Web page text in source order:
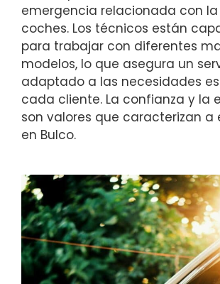
emergencia relacionada con
coches. Los técnicos están
para trabajar con diferentes
modelos, lo que asegura un
adaptado a las necesidades
cada cliente. La confianza y la
son valores que caracterizan a
en Bulco.